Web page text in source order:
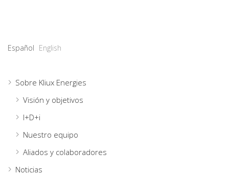
Español English
Sobre Kliux Energies
Visión y objetivos
I+D+i
Nuestro equipo
Aliados y colaboradores
Noticias